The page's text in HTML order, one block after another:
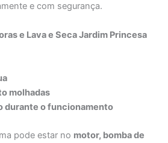
e com segurança.
e Lava e Seca Jardim Princesa
molhadas
durante o funcionamento
pode estar no motor, bomba de